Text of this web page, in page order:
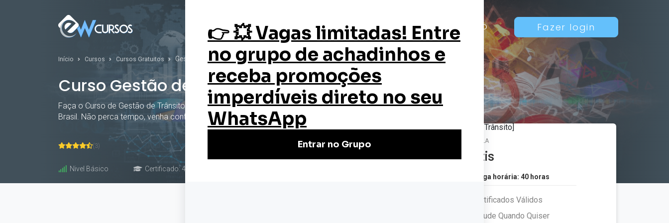
Cursos Quem Somos Certificado Blog Contato Fazer login
Início Cursos Cursos Gratuitos Gestão de Trânsito
Curso Gestão de Trânsito
Faça o Curso de Gestão de Trânsito Online Gratuito | Certificado válido em todo
Brasil. Não perca tempo, venha conferir. Cursos rápidos e de qualidade.
(3)
Nivel Básico Certificado: 40 horas
MATRÍCULA
Grátis
Carga horária: 40 horas
Certificados Válidos
Estude Quando Quiser